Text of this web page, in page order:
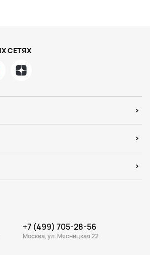
СЕТЯХ
+7 (499) 705-28-56
Москва, ул. Мясницкая 22